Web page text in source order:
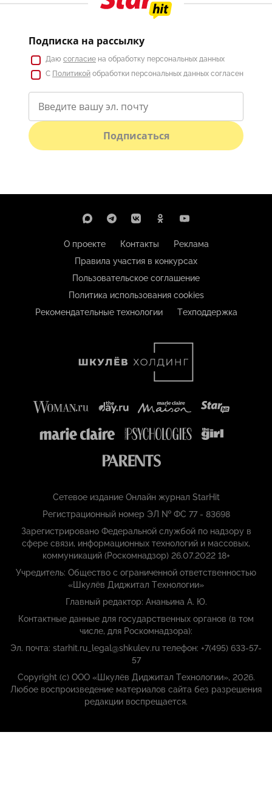
Подписка на рассылку
Даю согласие на обработку персональных данных
С Политикой обработки персональных данных согласен
Подписаться
О проекте Контакты
Реклама
Правила участия в конкурсах
Пользовательское соглашение
Политика использования cookies
Рекомендательные технологии
Техподдержка
Сетевое издание Онлайн журнал StarHit
Регистрационный номер ЭЛ № ФС 77 - 83698
Зарегистрировано Федеральной службой по надзору в
сфере связи, информационных технологий и массовых,
коммуникаций (Роскомнадзор) 26.07.2022 18+
Учредитель: Общество с ограниченной ответственностью
«Шкулёв Диджитал Технологии»
Главный редактор: Ананьина А. Ю.
Контактные данные для государственных органов (в том
числе, для Роскомнадзора):
Эл. почта: starhit.ru_legal@shkulev.ru телефон: +7(495) 633-57-
57
Copyright (с) ООО «Шкулёв Диджитал Технологии», 2026.
Любое воспроизведение материалов сайта без разрешения
редакции воспрещается.